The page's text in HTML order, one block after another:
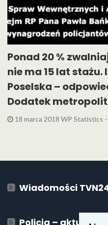
Ponad 20 %
nie ma 15 lat
Poselska –
Dodatek
18 marca 2018 WP Statistics
Wiadomości
Policja –